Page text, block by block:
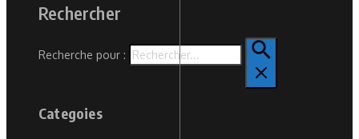
Rechercher
Recherche pour :
Categoies